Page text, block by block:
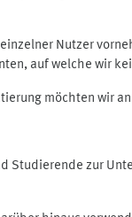
Nutzer
auf welche wir
möchten wir
zur